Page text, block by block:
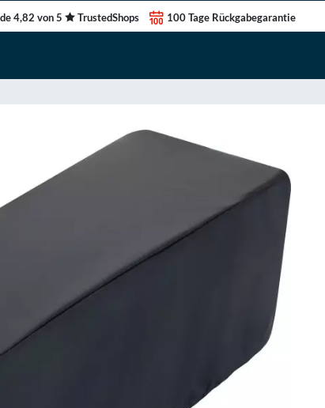
4,82 von 5 TrustedShops 100 Tage Rückgabegarantie